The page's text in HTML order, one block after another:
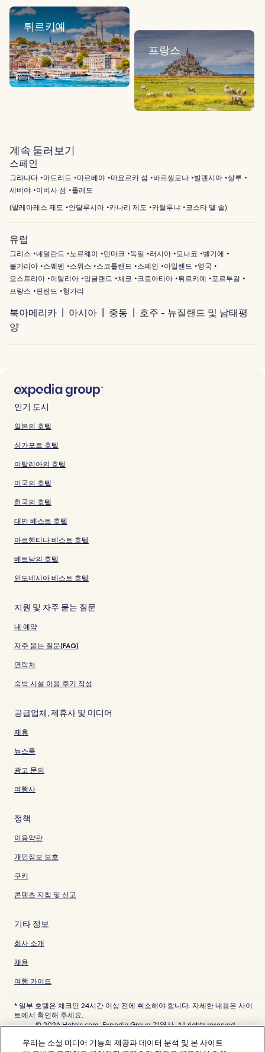
튀르키예
프랑스
계속 둘러보기
스페인
그라나다 마드리드 마르베야 마요르카 섬 바르셀로나 발렌시아 살루
세비야
이비사 섬
톨레도
(발레아레스 제도 안달루시아 카나리 제도 카탈루냐 코스타 델 솔)
유럽
그리스 네덜란드 노르웨이 덴마크 독일 러시아 모나코
벨기에
불가리아
스웨덴 스위스 스코틀랜드 스페인 아일랜드
영국
오스트리아
이탈리아 잉글랜드 체코 크로아티아 튀르키예
포르투갈
프랑스
핀란드 헝가리
북아메리카 아시아 중동
호주 - 뉴질랜드 및 남태평
양
인기 도시
일본의 호텔
싱가포르 호텔
이탈리아의 호텔
미국의 호텔
한국의 호텔
대만 베스트 호텔
아르헨티나 베스트 호텔
베트남의 호텔
인도네시아 베스트 호텔
지원 및 자주 묻는 질문
내 예약
자주 묻는 질문(FAQ)
연락처
숙박 시설 이용 후기 작성
공급업체, 제휴사 및 미디어
제휴
뉴스룸
광고 문의
여행사
정책
이용약관
개인정보 보호
쿠키
콘텐츠 지침 및 신고
기타 정보
회사 소개
채용
여행 가이드
* 일부 호텔은 체크인 24시간 이상 전에 취소해야 합니다. 자세한 내용은 사이
트에서 확인해 주세요.
© 2026 Hotels.com, Expedia Group 계열사. All rights reserved.
LP의 상표 또는 등록 상표입니다. 기타 모든 상표는 해당 소유권자의 자산입니
우리는 소셜 미디어 기능의 제공과 데이터 분석 및 본 사이트